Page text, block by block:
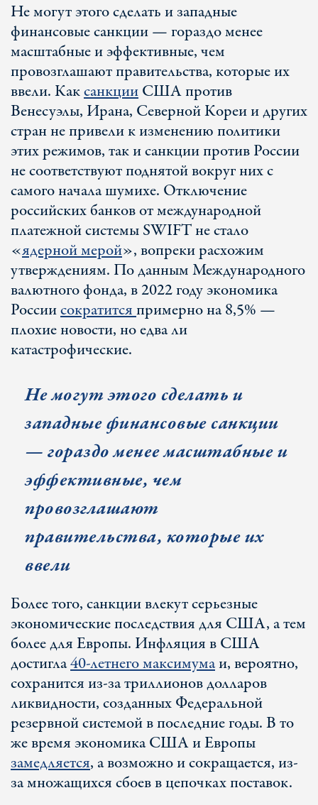
Не могут этого сделать и западные
финансовые санкции — гораздо менее
масштабные и эффективные, чем
провозглашают правительства, которые их
ввели. КаксанкцииСША против
Венесуэлы, Ирана, Северной Кореи и других
стран не привели к изменению политики
этих режимов, так и санкции против России
не соответствуют поднятой вокруг них с
самого начала шумихе. Отключение
российских банков от международной
платежной системы SWIFT не стало
«ядерной мерой», вопреки расхожим
утверждениям. По данным Международного
валютного фонда, в 2022 году экономика
Россиисократитсяпримерно на 8,5% —
плохие новости, но едва ли
катастрофические.
Не могут этого сделать и
западные финансовые санкции
— гораздо менее масштабные и
эффективные, чем
провозглашают
правительства, которые их
ввели
Более того, санкции влекут серьезные
экономические последствия для США, а тем
более для Европы. Инфляция в США
достигла40-летнего максимумаи, вероятно,
сохранится из-за триллионов долларов
ликвидности, созданных Федеральной
резервной системой в последние годы. В то
же время экономика США и Европы
замедляется, а возможно и сокращается, из-
за множащихся сбоев в цепочках поставок.